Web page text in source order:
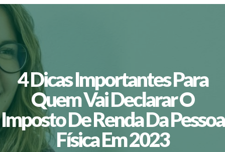
4 Dicas Importantes Para
Quem Vai Declarar O
Imposto De Renda Da Pessoa
Física Em 2023